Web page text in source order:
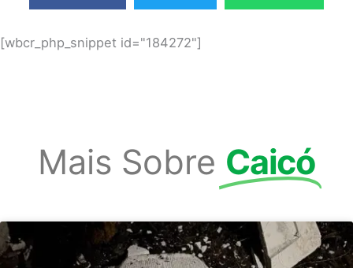
[wbcr_php_snippet id="184272"]
Mais Sobre Caicó